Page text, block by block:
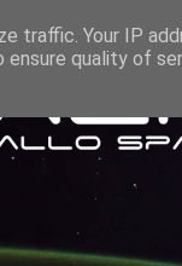
traffic. Your IP
quality of